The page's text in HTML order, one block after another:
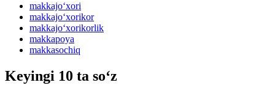
makkajo‘xori
makkajo‘xorikor
makkajo‘xorikorlik
makkapoya
makkasochiq
Keyingi 10 ta so‘z